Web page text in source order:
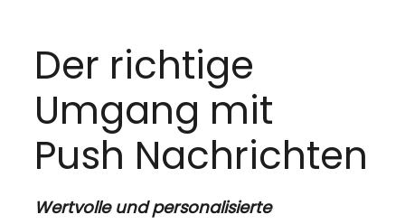
Der richtige
Umgang mit
Push Nachrichten
Wertvolle und personalisierte